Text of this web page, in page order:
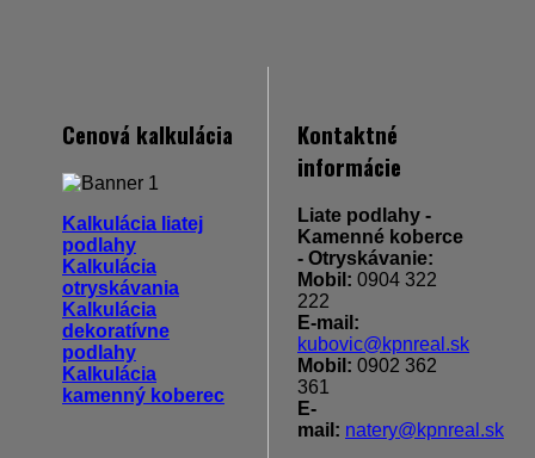
Cenová kalkulácia
Kalkulácia liatej
podlahy
Kalkulácia
otryskávania
Kalkulácia
dekoratívne
podlahy
Kalkulácia
kamenný koberec
Kontaktné
informácie
Liate podlahy -
Kamenné koberce
- Otryskávanie:
Mobil: 0904 322
222
E-mail:
kubovic@kpnreal.sk
Mobil: 0902 362
361
E-
mail: natery@kpnreal.sk